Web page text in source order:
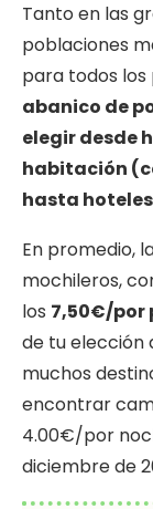
Tanto en las
poblaciones
para todos los
abanico de
elegir desde
habitación
hasta
En promedio,
mochileros,
los 7,50€/por
de tu elección
muchos
encontrar
4.00€/por
diciembre de